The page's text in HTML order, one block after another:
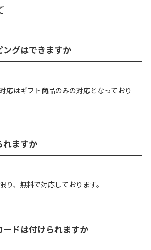
ングはできますか
応はギフト商品のみの対応となっており
れますか
り、無料で対応しております。
ードは付けられますか